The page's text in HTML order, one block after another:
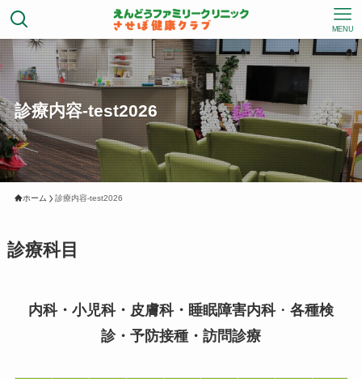
MENU
診療内容-test2026
ホーム 診療内容-test2026
診療科目
内科・小児科・皮膚科・睡眠障害内科・ 各種検
診・予防接種・訪問診療